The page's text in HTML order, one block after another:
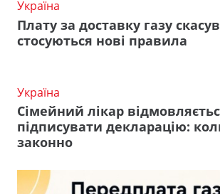
Україна
Плату за доставку газу
стосуються нові правила
Україна
Сімейний лікар
підписувати декларацію:
законно